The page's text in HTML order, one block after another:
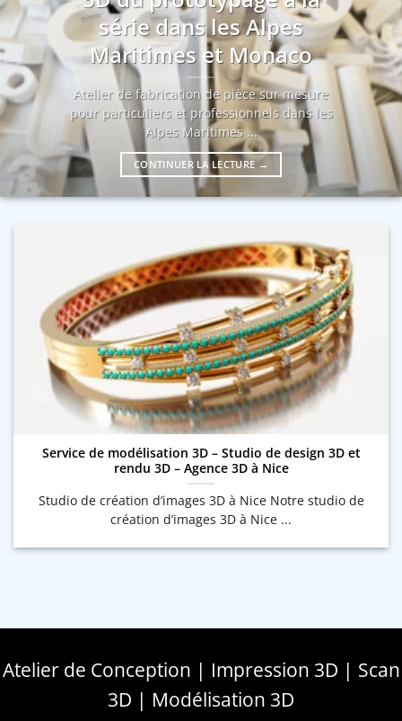
série dans les Alpes
Maritimes et Monaco
Atelier de fabrication de pièce sur mesure
pour particuliers et professionnels dans les
Alpes Maritimes ...
CONTINUER LA LECTURE →
Service de modélisation 3D – Studio de design 3D et
rendu 3D – Agence 3D à Nice
Studio de création d’images 3D à Nice Notre studio de
création d’images 3D à Nice ...
Atelier de Conception | Impression 3D | Scan
3D | Modélisation 3D